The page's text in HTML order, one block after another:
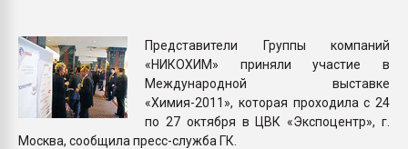
Всё, что касается
бутылок
ПЕРЕЙТИ НА
Представители Группы компаний
«НИКОХИМ» приняли участие в
Международной выставке
«Химия-2011», которая проходила с 24
по 27 октября в ЦВК «Экспоцентр», г.
Москва, сообщила пресс-служба ГК.